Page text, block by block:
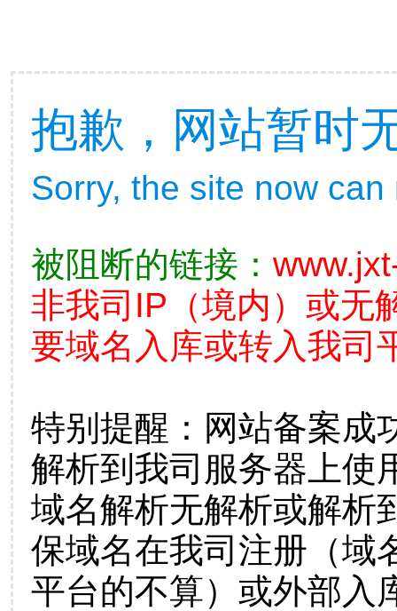
抱歉，网站暂时
Sorry, the site now
被阻断的链接：
非我司IP（境内）或无
要域名入库或转入我司
特别提醒：网站备案成
解析到我司服务器上使
域名解析无解析或解析
保域名在我司注册（域
平台的不算）或外部入